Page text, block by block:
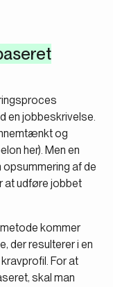
en jobbeskrivelse.
og
her). Men en
af de
at udføre jobbet
kommer
der resulterer i en
For at
skal man